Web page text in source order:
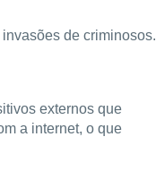
de criminosos.
externos que
a internet, o que